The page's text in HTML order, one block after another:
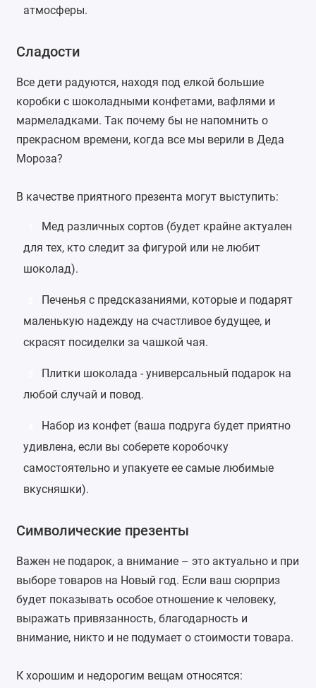
атмосферы.
Сладости
Все дети радуются, находя под елкой большие
коробки с шоколадными конфетами, вафлями и
мармеладками. Так почему бы не напомнить о
прекрасном времени, когда все мы верили в Деда
Мороза?
В качестве приятного презента могут выступить:
Мед различных сортов (будет крайне актуален
для тех, кто следит за фигурой или не любит
шоколад).
Печенья с предсказаниями, которые и подарят
маленькую надежду на счастливое будущее, и
скрасят посиделки за чашкой чая.
Плитки шоколада - универсальный подарок на
любой случай и повод.
Набор из конфет (ваша подруга будет приятно
удивлена, если вы соберете коробочку
самостоятельно и упакуете ее самые любимые
вкусняшки).
Символические презенты
Важен не подарок, а внимание – это актуально и при
выборе товаров на Новый год. Если ваш сюрприз
будет показывать особое отношение к человеку,
выражать привязанность, благодарность и
внимание, никто и не подумает о стоимости товара.
К хорошим и недорогим вещам относятся: